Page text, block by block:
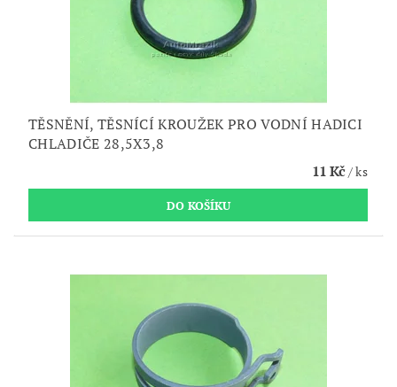
TĚSNĚNÍ, TĚSNÍCÍ KROUŽEK PRO VODNÍ HADICI
CHLADIČE 28,5X3,8
11 Kč/ ks